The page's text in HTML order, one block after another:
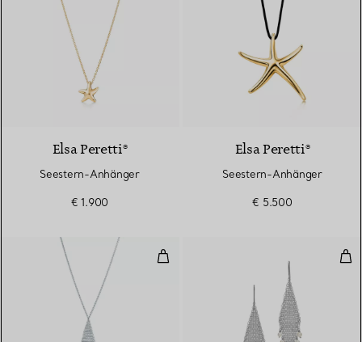
Elsa Peretti®
Seestern-Anhänger
€ 1.900
Elsa Peretti®
Seestern-Anhänger
€ 5.500
Mesh Fransenanhänger